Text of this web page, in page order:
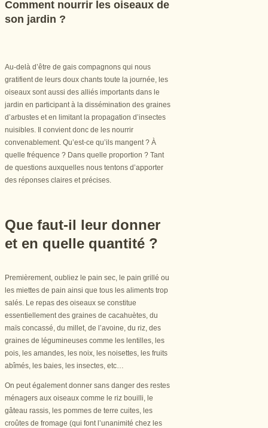
Comment nourrir les oiseaux de
son jardin ?
Au-delà d’être de gais compagnons qui nous
gratifient de leurs doux chants toute la journée, les
oiseaux sont aussi des alliés importants dans le
jardin en participant à la dissémination des graines
d’arbustes et en limitant la propagation d’insectes
nuisibles. Il convient donc de les nourrir
convenablement. Qu’est-ce qu’ils mangent ? À
quelle fréquence ? Dans quelle proportion ? Tant
de questions auxquelles nous tentons d’apporter
des réponses claires et précises.
Que faut-il leur donner
et en quelle quantité ?
Premièrement, oubliez le pain sec, le pain grillé ou
les miettes de pain ainsi que tous les aliments trop
salés. Le repas des oiseaux se constitue
essentiellement des graines de cacahuètes, du
maïs concassé, du millet, de l’avoine, du riz, des
graines de légumineuses comme les lentilles, les
pois, les amandes, les noix, les noisettes, les fruits
abîmés, les baies, les insectes, etc…
On peut également donner sans danger des restes
ménagers aux oiseaux comme le riz bouilli, le
gâteau rassis, les pommes de terre cuites, les
croûtes de fromage (qui font l’unanimité chez les